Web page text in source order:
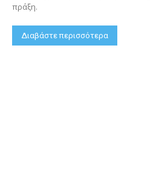
πράξη.
Διαβάστε περισσότερα